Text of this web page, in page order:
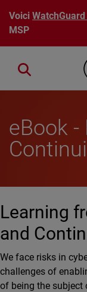
Aller au contenu
VoiciWatchGuard
MSP
Close search
eBook -
Learning
and
We face risks in
challenges of
of being the subject